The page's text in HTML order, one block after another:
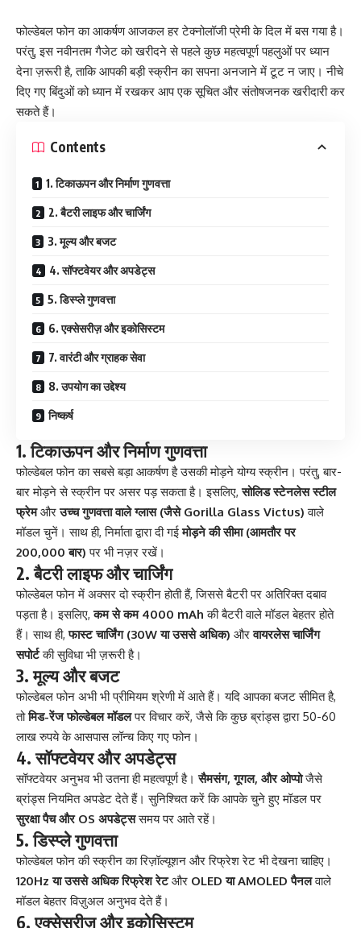
फोल्डेबल फोन का आकर्षण आजकल हर टेक्नोलॉजी प्रेमी के दिल में बस गया है।
परंतु, इस नवीनतम गैजेट को खरीदने से पहले कुछ महत्वपूर्ण पहलुओं पर ध्यान
देना ज़रूरी है, ताकि आपकी बड़ी स्क्रीन का सपना अनजाने में टूट न जाए। नीचे
दिए गए बिंदुओं को ध्यान में रखकर आप एक सूचित और संतोषजनक खरीदारी कर
सकते हैं।
Contents
1. टिकाऊपन और निर्माण गुणवत्ता
2. बैटरी लाइफ और चार्जिंग
3. मूल्य और बजट
4. सॉफ्टवेयर और अपडेट्स
5. डिस्प्ले गुणवत्ता
6. एक्सेसरीज़ और इकोसिस्टम
7. वारंटी और ग्राहक सेवा
8. उपयोग का उद्देश्य
निष्कर्ष
1. टिकाऊपन और निर्माण गुणवत्ता
फोल्डेबल फोन का सबसे बड़ा आकर्षण है उसकी मोड़ने योग्य स्क्रीन। परंतु, बार-
बार मोड़ने से स्क्रीन पर असर पड़ सकता है। इसलिए,सोलिड स्टेनलेस स्टील
फ्रेमऔरउच्च गुणवत्ता वाले ग्लास (जैसे Gorilla Glass Victus) वाले
मॉडल चुनें। साथ ही, निर्माता द्वारा दी गईमोड़ने की सीमा (आमतौर पर
200,000 बार) पर भी नज़र रखें।
2. बैटरी लाइफ और चार्जिंग
फोल्डेबल फोन में अक्सर दो स्क्रीन होती हैं, जिससे बैटरी पर अतिरिक्त दबाव
पड़ता है। इसलिए,कम से कम 4000 mAh की बैटरी वाले मॉडल बेहतर होते
हैं। साथ ही,फास्ट चार्जिंग (30W या उससे अधिक) औरवायरलेस चार्जिंग
सपोर्टकी सुविधा भी ज़रूरी है।
3. मूल्य और बजट
फोल्डेबल फोन अभी भी प्रीमियम श्रेणी में आते हैं। यदि आपका बजट सीमित है,
तोमिड-रेंज फोल्डेबल मॉडलपर विचार करें, जैसे कि कुछ ब्रांड्स द्वारा 50-60
लाख रुपये के आसपास लॉन्च किए गए फोन।
4. सॉफ्टवेयर और अपडेट्स
सॉफ्टवेयर अनुभव भी उतना ही महत्वपूर्ण है।सैमसंग, गूगल, और ओप्पोजैसे
ब्रांड्स नियमित अपडेट देते हैं। सुनिश्चित करें कि आपके चुने हुए मॉडल पर
सुरक्षा पैच और OS अपडेट्ससमय पर आते रहें।
5. डिस्प्ले गुणवत्ता
फोल्डेबल फोन की स्क्रीन का रिज़ॉल्यूशन और रिफ्रेश रेट भी देखना चाहिए।
120Hz या उससे अधिक रिफ्रेश रेटऔर OLED या AMOLED पैनलवाले
मॉडल बेहतर विज़ुअल अनुभव देते हैं।
6. एक्सेसरीज़ और इकोसिस्टम